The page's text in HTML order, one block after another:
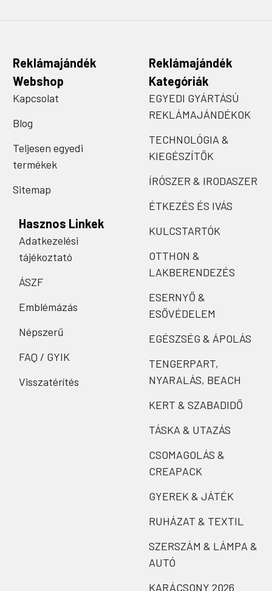
Reklámajándék
Webshop
Kapcsolat
Blog
Teljesen egyedi
termékek
Sitemap
Hasznos Linkek
Adatkezelési
tájékoztató
ÁSZF
Emblémázás
Népszerű
FAQ / GYIK
Visszatérítés
Reklámajándék
Kategóriák
EGYEDI GYÁRTÁSÚ
REKLÁMAJÁNDÉKOK
TECHNOLÓGIA &
KIEGÉSZÍTŐK
ÍRÓSZER & IRODASZER
ÉTKEZÉS ÉS IVÁS
KULCSTARTÓK
OTTHON &
LAKBERENDEZÉS
ESERNYŐ &
ESŐVÉDELEM
EGÉSZSÉG & ÁPOLÁS
TENGERPART,
NYARALÁS, BEACH
KERT & SZABADIDŐ
TÁSKA & UTAZÁS
CSOMAGOLÁS &
CREAPACK
GYEREK & JÁTÉK
RUHÁZAT & TEXTIL
SZERSZÁM & LÁMPA &
AUTÓ
KARÁCSONY 2026